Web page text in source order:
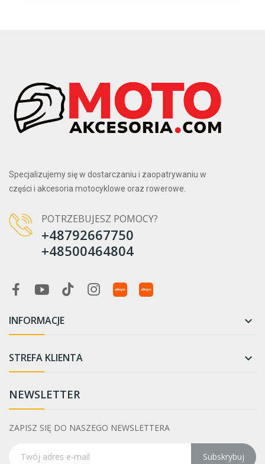
Specjalizujemy się w dostarczaniu i zaopatrywaniu w
części i akcesoria motocyklowe oraz rowerowe.
POTRZEBUJESZ POMOCY?
+48792667750
+48500464804
INFORMACJE 
STREFA KLIENTA 
NEWSLETTER
ZAPISZ SIĘ DO NASZEGO NEWSLETTERA
Subskrybuj